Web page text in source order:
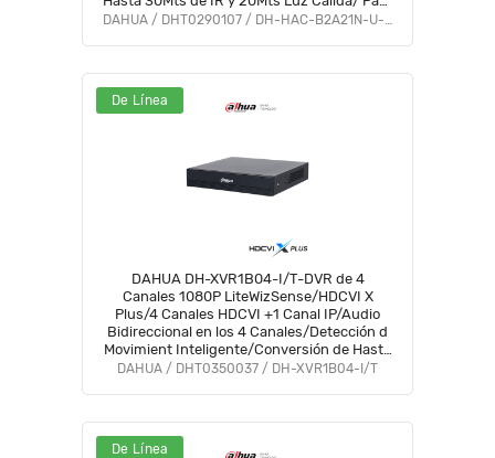
Exterior IP67/ Metálica/ #LoNuevo #OD DAHUA / DHT0290107 / DH-HAC-B2A21N-U-IL-A
De Línea
DAHUA DH-XVR1B04-I/T-DVR de 4
Canales 1080P LiteWizSense/HDCVI X
Plus/4 Canales HDCVI +1 Canal IP/Audio
Bidireccional en los 4 Canales/Detección d
Movimient Inteligente/Conversión de Hasta
5 Canals IP/Decodificación de Video Hasta
DAHUA / DHT0350037 / DH-XVR1B04-I/T
De Línea